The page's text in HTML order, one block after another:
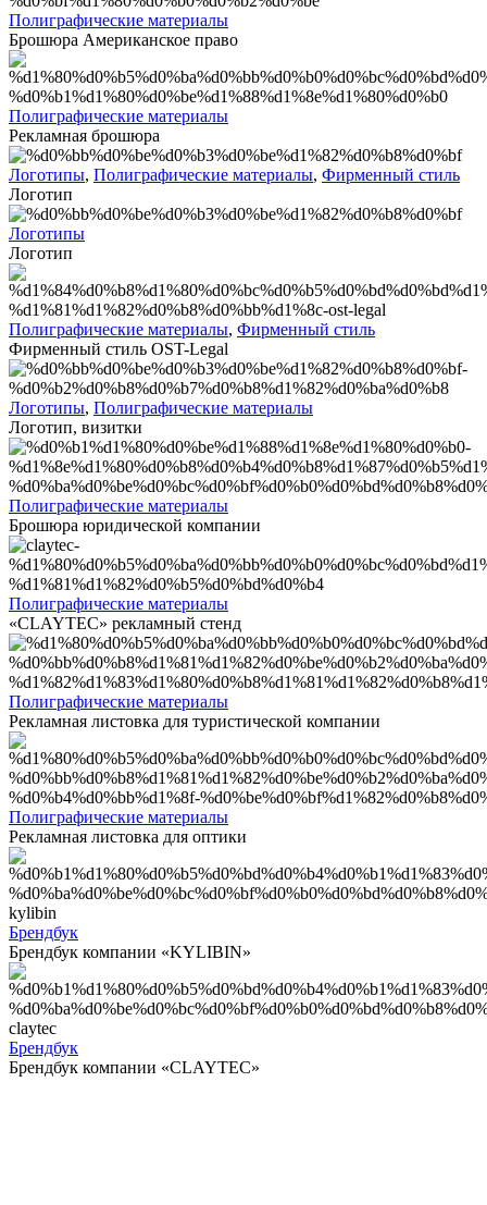
Полиграфические материалы
Брошюра Американское право
Полиграфические материалы
Рекламная брошюра
Логотипы, Полиграфические материалы, Фирменный стиль
Логотип
Логотипы
Логотип
Полиграфические материалы, Фирменный стиль
Фирменный стиль OST-Legal
Логотипы, Полиграфические материалы
Логотип, визитки
Полиграфические материалы
Брошюра юридической компании
Полиграфические материалы
«CLAYTEC» рекламный стенд
Полиграфические материалы
Рекламная листовка для туристической компании
Полиграфические материалы
Рекламная листовка для оптики
Брендбук
Брендбук компании «KYLIBIN»
Брендбук
Брендбук компании «CLAYTEC»